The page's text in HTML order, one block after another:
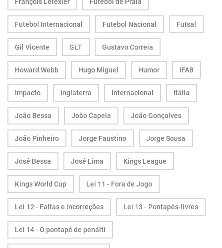
Futebol Internacional Futebol Nacional Futsal
Gil Vicente GLT Gustavo Correia
Howard Webb Hugo Miguel Humor IFAB
Impacto Inglaterra Internacional Itália
João Bessa João Capela João Gonçalves
João Pinheiro Jorge Faustino Jorge Sousa
José Bessa José Lima Kings League
Kings World Cup Lei 11 - Fora de Jogo
Lei 12 - Faltas e incorreções Lei 13 - Pontapés-livres
Lei 14 - O pontapé de penálti